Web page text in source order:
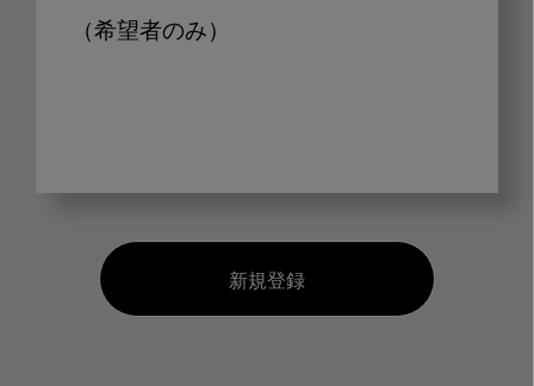
（希望者のみ）
新規登録